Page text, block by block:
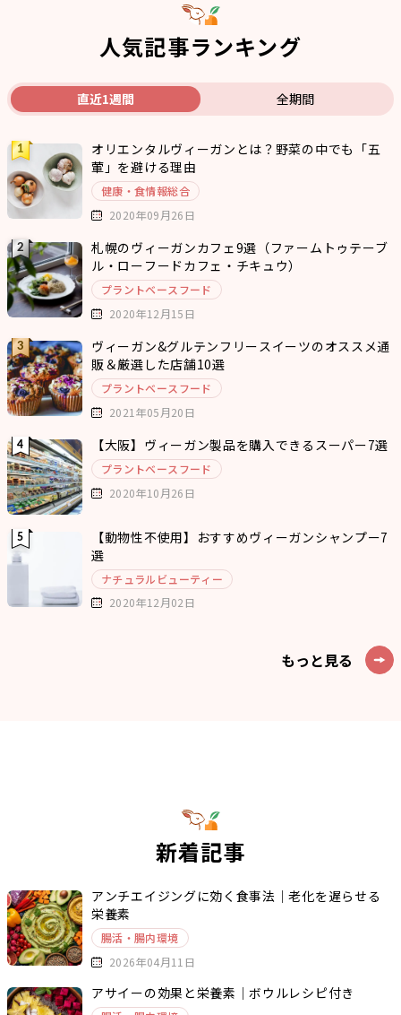
人気記事ランキング
直近1週間 全期間
オリエンタルヴィーガンとは？野菜の中でも「五
葷」を避ける理由
健康・食情報総合
2020年09月26日
札幌のヴィーガンカフェ9選（ファームトゥテーブ
ル・ローフードカフェ・チキュウ）
プラントベースフード
2020年12月15日
ヴィーガン&グルテンフリースイーツのオススメ通
販＆厳選した店舗10選
プラントベースフード
2021年05月20日
【大阪】ヴィーガン製品を購入できるスーパー7選
プラントベースフード
2020年10月26日
【動物性不使用】おすすめヴィーガンシャンプー7
選
ナチュラルビューティー
2020年12月02日
もっと見る
新着記事
アンチエイジングに効く食事法｜老化を遅らせる
栄養素
腸活・腸内環境
2026年04月11日
アサイーの効果と栄養素｜ボウルレシピ付き